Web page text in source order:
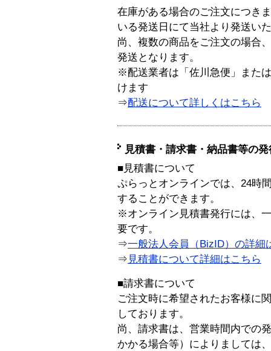
在庫がある場合のご注文につき
いる発送日にて当社より発送い
尚、複数の商品をご注文の場合
発送となります。
※配送業者は「佐川急便」また
けます
⇒配送について詳しくはこちら
見積書・請求書・納品書等の
■見積書について
ぷらっとオンラインでは、24時
することができます。
※オンライン見積書発行には、
要です。
⇒一般法人会員（BizID）の詳細
⇒ 見積書について詳細はこちら
■請求書について
ご注文時に希望されたお客様に
しております。
尚、請求書は、営業時間内での
かかる場合等）によりましては